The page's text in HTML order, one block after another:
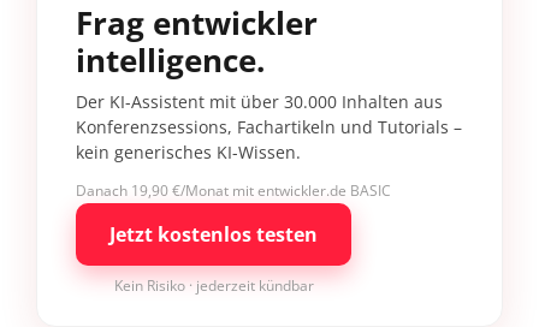
Frag entwickler
intelligence.
Der KI-Assistent mit über 30.000 Inhalten aus
Konferenzsessions, Fachartikeln und Tutorials –
kein generisches KI-Wissen.
Danach 19,90 €/Monat mit entwickler.de BASIC
Jetzt kostenlos testen
Kein Risiko · jederzeit kündbar